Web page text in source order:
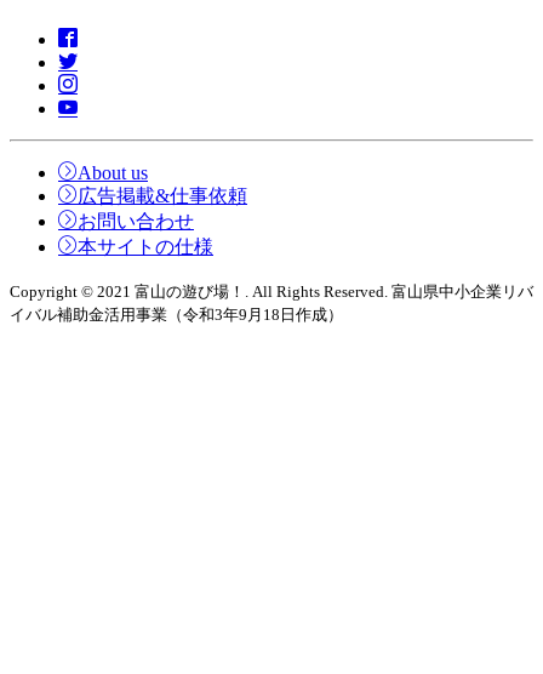
About us
広告掲載&仕事依頼
お問い合わせ
本サイトの仕様
Copyright © 2021 富山の遊び場！. All Rights Reserved. 富山県中小企業リバ
イバル補助金活用事業（令和3年9月18日作成）